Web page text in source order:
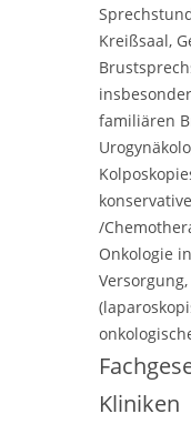
Kreißsaal,
familiären
/
Onkologie
Kliniken